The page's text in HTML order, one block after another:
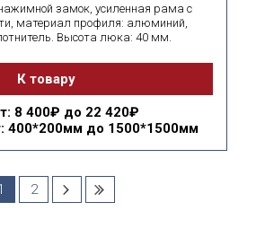
замок, усиленная рама с
материал профиля: алюминий,
Высота люка: 40 мм.
К товару
8 400₽ до 22 420₽
400*200мм до 1500*1500мм
2